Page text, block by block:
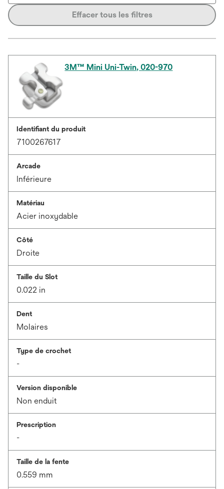
Effacer tous les filtres
3M™ Mini Uni-Twin, 020-970
Identifiant du produit
7100267617
Arcade
Inférieure
Matériau
Acier inoxydable
Côté
Droite
Taille du Slot
0.022 in
Dent
Molaires
Type de crochet
-
Version disponible
Non enduit
Prescription
-
Taille de la fente
0.559 mm